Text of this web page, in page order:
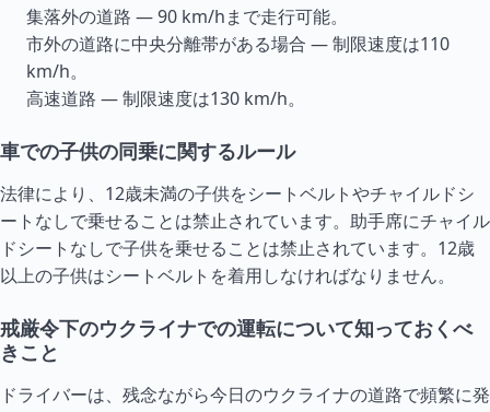
集落外の道路 — 90 km/hまで走行可能。
市外の道路に中央分離帯がある場合 — 制限速度は110
km/h。
高速道路 — 制限速度は130 km/h。
車での子供の同乗に関するルール
法律により、12歳未満の子供をシートベルトやチャイルドシ
ートなしで乗せることは禁止されています。助手席にチャイル
ドシートなしで子供を乗せることは禁止されています。12歳
以上の子供はシートベルトを着用しなければなりません。
戒厳令下のウクライナでの運転について知っておくべ
きこと
ドライバーは、残念ながら今日のウクライナの道路で頻繁に発